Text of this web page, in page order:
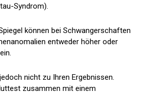
Syndrom).
können bei Schwangerschaften
entweder höher oder
nicht zu Ihren Ergebnissen.
zusammen mit einem